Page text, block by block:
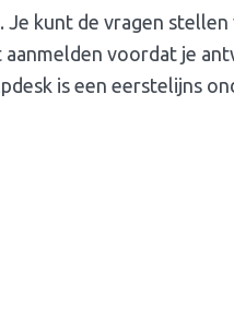
Je kunt de vragen
voordat je
is een eerstelijns